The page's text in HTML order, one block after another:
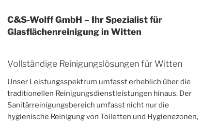
C&S-Wolff GmbH – Ihr Spezialist für
Glasflächenreinigung in Witten
Vollständige Reinigungslösungen für Witten
Unser Leistungsspektrum umfasst erheblich über die
traditionellen Reinigungsdienstleistungen hinaus. Der
Sanitärreinigungsbereich umfasst nicht nur die
hygienische Reinigung von Toiletten und Hygienezonen,